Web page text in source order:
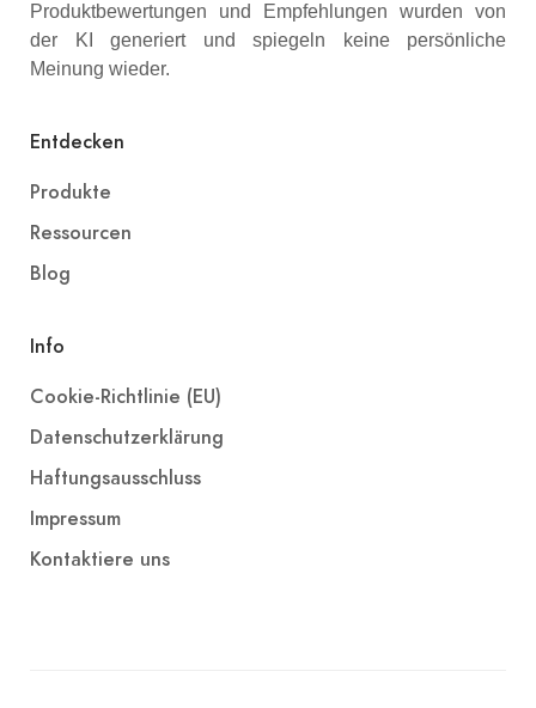
Produktbewertungen und Empfehlungen wurden von
der KI generiert und spiegeln keine persönliche
Meinung wieder.
Entdecken
Produkte
Ressourcen
Blog
Info
Cookie-Richtlinie (EU)
Datenschutzerklärung
Haftungsausschluss
Impressum
Kontaktiere uns